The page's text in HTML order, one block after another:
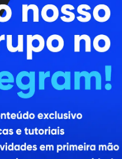
Enviar Dica
Contato